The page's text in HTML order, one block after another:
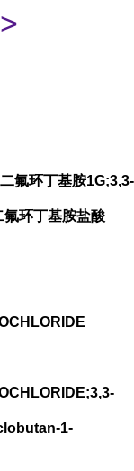
氟环丁基胺1G;3,3-
环丁基胺盐酸
1-